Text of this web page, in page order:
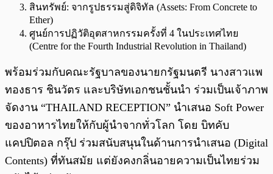
สินทรัพย์: จากรูปธรรมสู่ดิจิทัล (Assets: From Concrete to
Ether)
ศูนย์การปฏิวัติอุตสาหกรรมครั้งที่ 4 ในประเทศไทย
(Centre for the Fourth Industrial Revolution in Thailand)
พร้อมร่วมกับคณะรัฐบาลของนายกรัฐมนตรี นางสาวแพ
ทองธาร ชินวัตร และบริษัทเอกชนชั้นนำ ร่วมเป็นเจ้าภาพ
จัดงาน “THAILAND RECEPTION” นำเสนอ Soft Power
ของอาหารไทยให้กับผู้นำจากทั่วโลก โดย บิทคับ
แคปปิตอล กรุ๊ป ร่วมสนับสนุนในด้านการนำเสนอ (Digital
Contents) ที่ทันสมัย แต่ยังคงกลิ่นอายความเป็นไทยร่วม